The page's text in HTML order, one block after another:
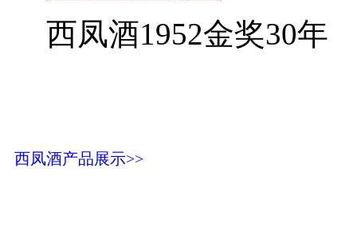
西凤酒1952金奖30年
西凤酒产品展示>>